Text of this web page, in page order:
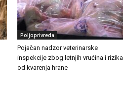
Poljoprivreda
Pojačan nadzor veterinarske
inspekcije zbog letnjih vrućina i rizika
od kvarenja hrane